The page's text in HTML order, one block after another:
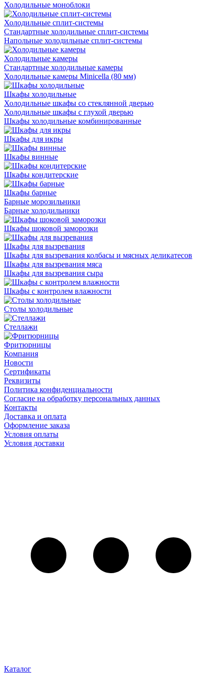
Холодильные моноблоки
Холодильные сплит-системы
Стандартные холодильные сплит-системы
Напольные холодильные сплит-системы
Холодильные камеры
Стандартные холодильные камеры
Холодильные камеры Minicella (80 мм)
Шкафы холодильные
Холодильные шкафы со стеклянной дверью
Холодильные шкафы с глухой дверью
Шкафы холодильные комбинированные
Шкафы для икры
Шкафы винные
Шкафы кондитерские
Шкафы барные
Барные морозильники
Барные холодильники
Шкафы шоковой заморозки
Шкафы для вызревания
Шкафы для вызревания колбасы и мясных деликатесов
Шкафы для вызревания мяса
Шкафы для вызревания сыра
Шкафы с контролем влажности
Столы холодильные
Стеллажи
Фритюрницы
Компания
Новости
Сертификаты
Реквизиты
Политика конфиденциальности
Согласие на обработку персональных данных
Контакты
Доставка и оплата
Оформление заказа
Условия оплаты
Условия доставки
Каталог